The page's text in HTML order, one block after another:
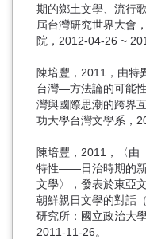
期的鄉土文學、流行
屆台灣研究世界大會
院，2012-04-26 ~
陳培豐，2011，由
台灣—方法論的可能
灣與國際思潮的跨界
功大學台灣文學系，
陳培豐，2011，〈由
特性――日治時期的新
文學〉，發表於東亞
朝鮮親日文學的對話
研究所：國立政治大
2011-11-26。